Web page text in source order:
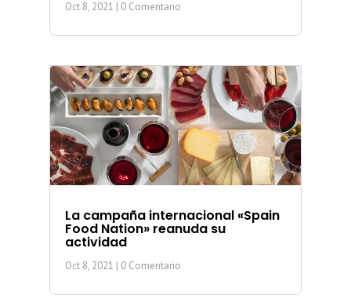
Oct 8, 2021 | 0 Comentario
La campaña internacional «Spain
Food Nation» reanuda su
actividad
Oct 8, 2021 | 0 Comentario